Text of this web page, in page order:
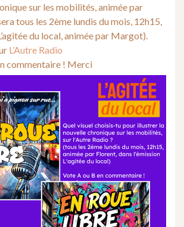
sur les mobilités, animée par
tous les 2ème lundis du mois, 12h15,
du local, animée par Margot).
L’Autre Radio
commentaire ! Merci